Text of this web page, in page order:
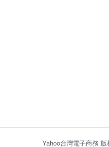
Yahoo台灣電子商務